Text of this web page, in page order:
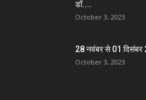
डॉ....
October 3, 2023
28 नवंबर से 01 दिसंबर
October 3, 2023